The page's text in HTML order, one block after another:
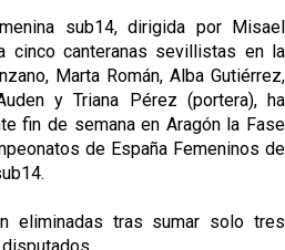
sub14, dirigida por Misael
cinco canteranas sevillistas en la
Marta Román, Alba Gutiérrez,
y Triana Pérez (portera), ha
fin de semana en Aragón la Fase
de España Femeninos de
eliminadas tras sumar solo tres